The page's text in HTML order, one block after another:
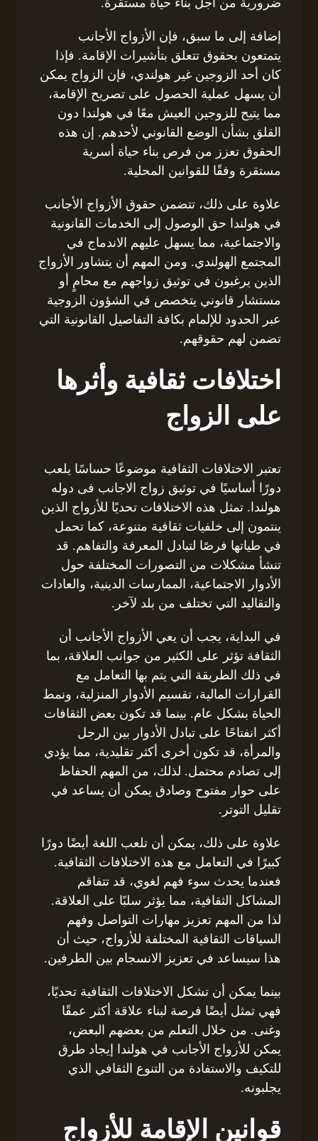
إضافة إلى ما سبق، فإن الأزواج الأجانب
يتمتعون بحقوق تتعلق بتأشيرات الإقامة. فإذا
كان أحد الزوجين غير هولندي، فإن الزواج يمكن
أن يسهل عملية الحصول على تصريح الإقامة،
مما يتيح للزوجين العيش معًا في هولندا دون
القلق بشأن الوضع القانوني لأحدهم. إن هذه
الحقوق تعزز من فرص بناء حياة أسرية
مستقرة وفقًا للقوانين المحلية.
علاوة على ذلك، تتضمن حقوق الأزواج الأجانب
في هولندا حق الوصول إلى الخدمات القانونية
والاجتماعية، مما يسهل عليهم الاندماج في
المجتمع الهولندي. ومن المهم أن يتشاور الأزواج
الذين يرغبون في توثيق زواجهم مع محامٍ أو
مستشار قانوني يتخصص في الشؤون الزوجية
عبر الحدود للإلمام بكافة التفاصيل القانونية التي
تضمن لهم حقوقهم.
اختلافات ثقافية وأثرها
على الزواج
تعتبر الاختلافات الثقافية موضوعًا حساسًا يلعب
دورًا أساسيًا في توثيق زواج الاجانب فى دوله
هولندا. تمثل هذه الاختلافات تحديًا للأزواج الذين
ينتمون إلى خلفيات ثقافية متنوعة، كما تحمل
في طياتها فرصًا لتبادل المعرفة والتفاهم. قد
تنشأ مشكلات من التصورات المختلفة حول
الأدوار الاجتماعية، الممارسات الدينية، والعادات
والتقاليد التي تختلف من بلد لآخر.
في البداية، يجب أن يعي الأزواج الأجانب أن
الثقافة تؤثر على الكثير من جوانب العلاقة، بما
في ذلك الطريقة التي يتم بها التعامل مع
القرارات المالية، تقسيم الأدوار المنزلية، ونمط
الحياة بشكل عام. بينما قد تكون بعض الثقافات
أكثر انفتاحًا على تبادل الأدوار بين الرجل
والمرأة، قد تكون أخرى أكثر تقليدية، مما يؤدي
إلى تصادم محتمل. لذلك، من المهم الحفاظ
على حوار مفتوح وصادق يمكن أن يساعد في
تقليل التوتر.
علاوة على ذلك، يمكن أن تلعب اللغة أيضًا دورًا
كبيرًا في التعامل مع هذه الاختلافات الثقافية.
فعندما يحدث سوء فهم لغوي، قد تتفاقم
المشاكل الثقافية، مما يؤثر سلبًا على العلاقة.
لذا من المهم تعزيز مهارات التواصل وفهم
السياقات الثقافية المختلفة للأزواج، حيث أن
هذا سيساعد في تعزيز الانسجام بين الطرفين.
بينما يمكن أن تشكل الاختلافات الثقافية تحديًا،
فهي تمثل أيضًا فرصة لبناء علاقة أكثر عمقًا
وغنى. من خلال التعلم من بعضهم البعض،
يمكن للأزواج الأجانب في هولندا إيجاد طرق
للتكيف والاستفادة من التنوع الثقافي الذي
يجلبونه.
قوانين الإقامة للأزواج